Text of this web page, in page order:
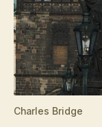
Charles Bridge